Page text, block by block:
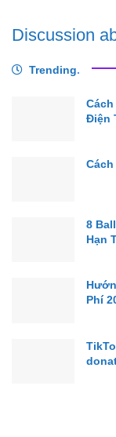
Discussion
Trending.
Điện
8
Hạn
Phí